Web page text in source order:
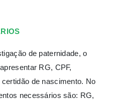
de paternidade, o
RG, CPF,
de nascimento. No
necessários são: RG,